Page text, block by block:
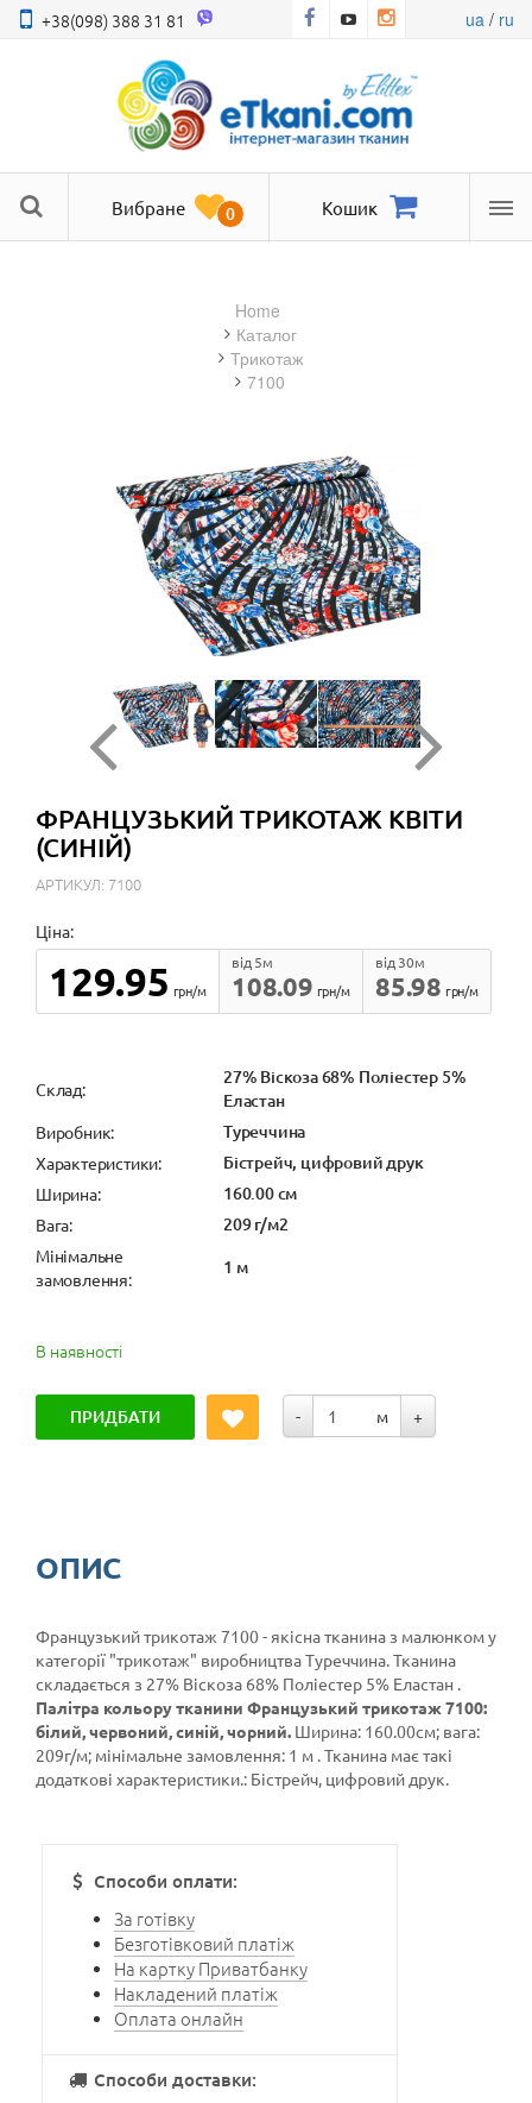
+38(098) 388 31 81 ua/ ru
Вибране 0 Кошик
Home
Каталог
трикотаж
7100
ФРАНЦУЗЬКИЙ ТРИКОТАЖ КВІТИ
(СИНІЙ)
АРТИКУЛ: 7100
Ціна:
129.95 грн/м 108.09
від 5м
грн/м
85.98
від 30м
грн/м
Cклад:
27% Віскоза 68% Поліестер 5%
Еластан
Виробник: Туреччина
Характеристики: Бістрейч, цифровий друк
Ширина: 160.00 см
Вага: 209 г/м2
Мінімальне
замовлення:
1 м
В наявності
ПРИДБАТИ - м +
ОПИС
Французький трикотаж 7100 - якісна тканина з малюнком у
категорії "трикотаж" виробництва Туреччина. Тканина
складається з 27% Віскоза 68% Поліестер 5% Еластан .
Палітра кольору тканини Французький трикотаж 7100:
білий, червоний, синій, чорний. Ширина: 160.00см; вага:
209г/м; мінімальне замовлення: 1 м . Тканина має такі
додаткові характеристики.: Бістрейч, цифровий друк.
Способи оплати:
За готівку
Безготівковий платіж
На картку Приватбанку
Накладений платіж
Оплата онлайн
Способи доставки: